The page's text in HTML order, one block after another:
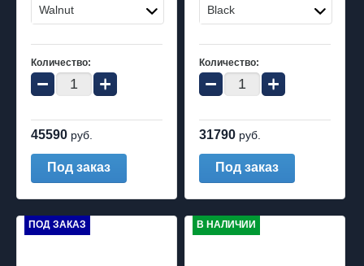
Walnut
Количество:
− +
45590 руб.
Под заказ
Black
Количество:
− +
31790 руб.
Под заказ
ПОД ЗАКАЗ В НАЛИЧИИ